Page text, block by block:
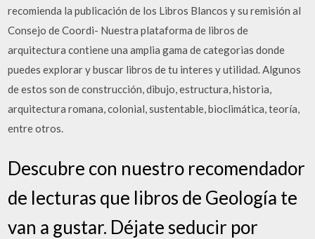
recomienda la publicación de los Libros Blancos y su remisión al
Consejo de Coordi- Nuestra plataforma de libros de
arquitectura contiene una amplia gama de categorias donde
puedes explorar y buscar libros de tu interes y utilidad. Algunos
de estos son de construcción, dibujo, estructura, historia,
arquitectura romana, colonial, sustentable, bioclimática, teoría,
entre otros.
Descubre con nuestro recomendador
de lecturas que libros de Geología te
van a gustar. Déjate seducir por